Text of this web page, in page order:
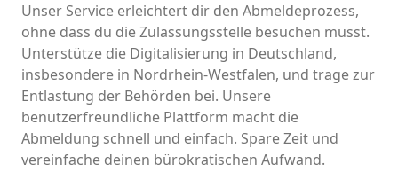
Unser Service erleichtert dir den Abmeldeprozess,
ohne dass du die Zulassungsstelle besuchen musst.
Unterstütze die Digitalisierung in Deutschland,
insbesondere in Nordrhein-Westfalen, und trage zur
Entlastung der Behörden bei. Unsere
benutzerfreundliche Plattform macht die
Abmeldung schnell und einfach. Spare Zeit und
vereinfache deinen bürokratischen Aufwand.